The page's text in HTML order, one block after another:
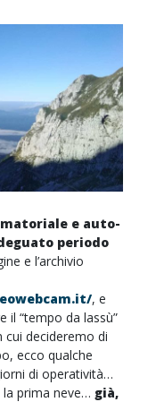
e auto-
periodo
e l’archivio
, e
il “tempo da lassù”
decideremo di
ecco qualche
di operatività…
la prima neve… già,